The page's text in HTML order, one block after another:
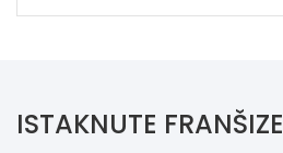
ISTAKNUTE FRANŠIZE